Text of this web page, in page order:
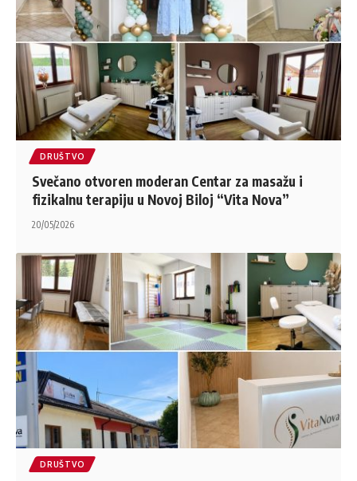
DRUŠTVO
Svečano otvoren moderan Centar za masažu i
fizikalnu terapiju u Novoj Biloj “Vita Nova”
20/05/2026
DRUŠTVO